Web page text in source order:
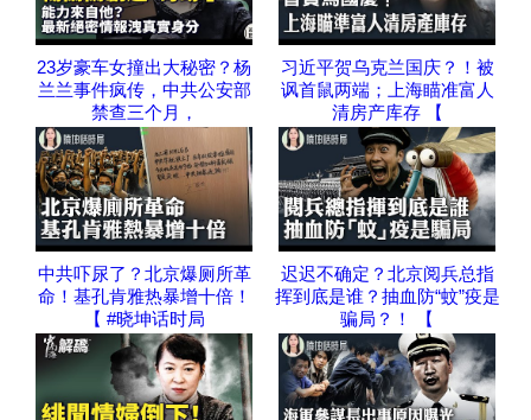
23岁豪车女撞出大秘密？杨
兰兰事件疯传，中共公安部
禁查三个月，
习近平贺乌克兰国庆？！被
讽首鼠两端；上海瞄准富人
清房产库存 【
中共吓尿了？北京爆厕所革
命！基孔肯雅热暴增十倍！
【 #晓坤话时局
迟迟不确定？北京阅兵总指
挥到底是谁？抽血防“蚊”疫是
骗局？！ 【